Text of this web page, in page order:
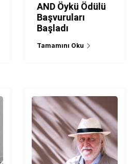
AND Öykü Ödülü
Başvuruları
Başladı
Tamamını Oku